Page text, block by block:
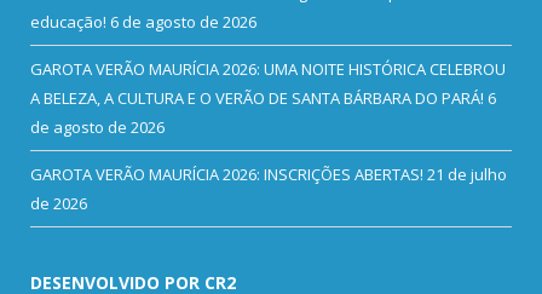
educação! 6 de agosto de 2026
GAROTA VERÃO MAURÍCIA 2026: UMA NOITE HISTÓRICA CELEBROU
A BELEZA, A CULTURA E O VERÃO DE SANTA BÁRBARA DO PARÁ! 6
de agosto de 2026
GAROTA VERÃO MAURÍCIA 2026: INSCRIÇÕES ABERTAS! 21 de julho
de 2026
DESENVOLVIDO POR CR2